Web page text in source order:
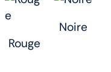
Rouge
Noire